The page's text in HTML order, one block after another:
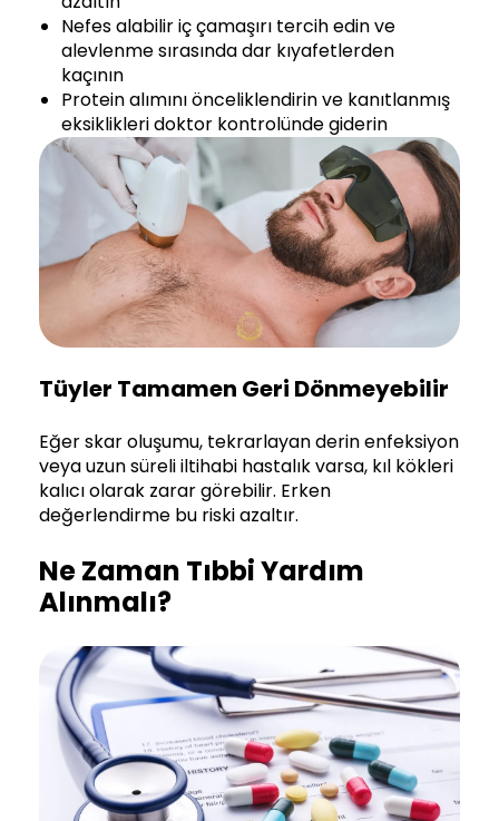
Nefes alabilir iç çamaşırı tercih edin ve
alevlenme sırasında dar kıyafetlerden
kaçının
Protein alımını önceliklendirin ve kanıtlanmış
eksiklikleri doktor kontrolünde giderin
Tüyler Tamamen Geri Dönmeyebilir
Eğer skar oluşumu, tekrarlayan derin enfeksiyon
veya uzun süreli iltihabi hastalık varsa, kıl kökleri
kalıcı olarak zarar görebilir. Erken
değerlendirme bu riski azaltır.
Ne Zaman Tıbbi Yardım
Alınmalı?